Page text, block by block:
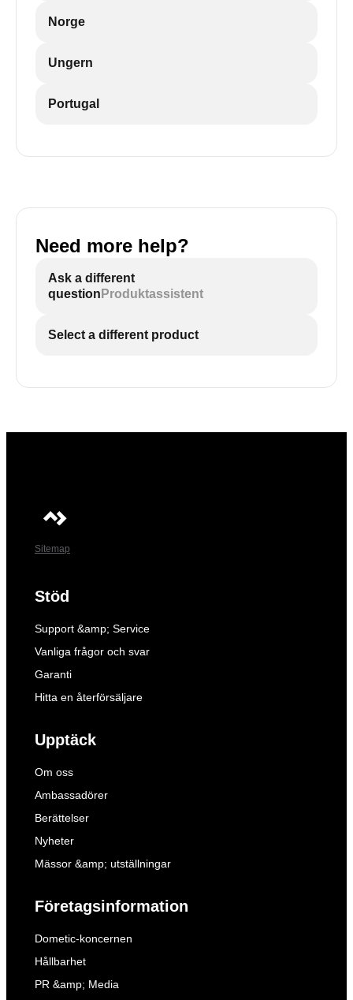
Norge
Ungern
Portugal
Need more help?
Ask a different
question Produktassistent
Select a different product
Sitemap
Stöd
Support &amp; Service
Vanliga frågor och svar
Garanti
Hitta en återförsäljare
Upptäck
Om oss
Ambassadörer
Berättelser
Nyheter
Mässor &amp; utställningar
Företagsinformation
Dometic-koncernen
Hållbarhet
PR &amp; Media